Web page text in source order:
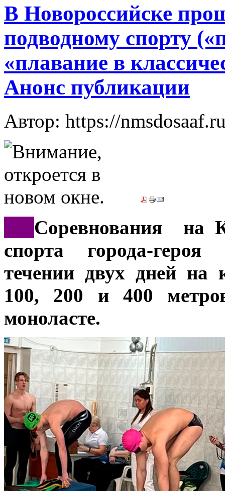
В Новороссийске
подводному спорту
«плавание в
Анонс публикации
Автор: https://
Соревнования на
спорта города-
течении двух дней на
100, 200 и 400
моноласте.